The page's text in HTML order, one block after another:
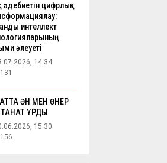
әдебиетін цифрлық
интеллект
әлеуеті
14:34
131
ӘН МЕН ӨНЕР
ҚҰРДЫ
15:30
156